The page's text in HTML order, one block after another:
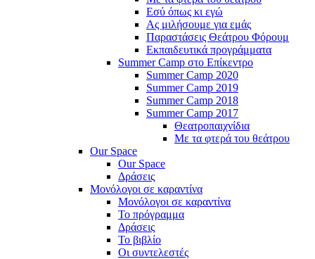
Εσύ όπως κι εγώ
Ας μιλήσουμε για εμάς
Παραστάσεις Θεάτρου Φόρουμ
Εκπαιδευτικά προγράμματα
Summer Camp στο Επίκεντρο
Summer Camp 2020
Summer Camp 2019
Summer Camp 2018
Summer Camp 2017
Θεατροπαιχνίδια
Με τα φτερά του θεάτρου
Our Space
Our Space
Δράσεις
Μονόλογοι σε καραντίνα
Μονόλογοι σε καραντίνα
Το πρόγραμμα
Δράσεις
Το βιβλίο
Οι συντελεστές